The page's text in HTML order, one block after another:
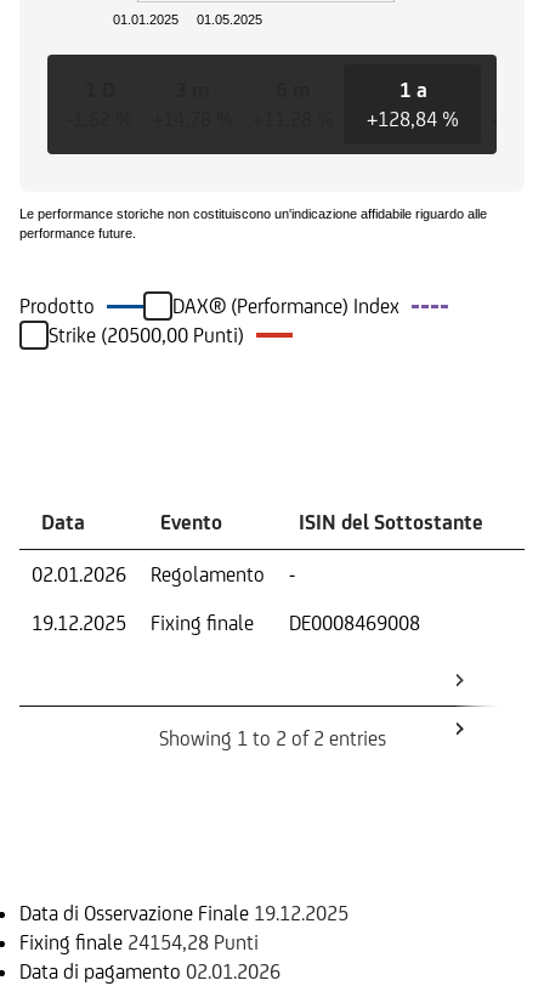
01.01.2025 01.05.2025
1 a
+128,84 %
Le performance storiche non costituiscono un'indicazione affidabile riguardo alle
performance future.
Prodotto
DAX® (Performance) Index
Strike (20500,00 Punti)
Data Evento ISIN del Sottostante
02.01.2026 Regolamento -
19.12.2025
Fixing finale DE0008469008
Showing 1 to 2 of 2 entries
Data di Osservazione Finale 19.12.2025
Fixing finale 24154,28 Punti
Data di pagamento 02.01.2026